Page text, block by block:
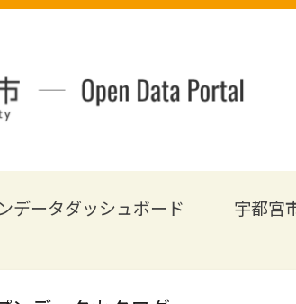
データダッシュボード 宇都宮